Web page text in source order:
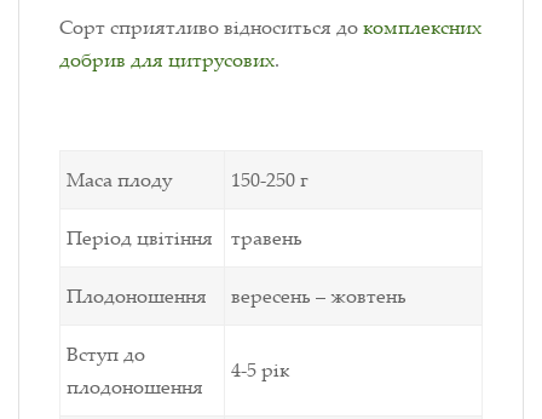
Сорт сприятливо відноситься докомплексних
добрив для цитрусових.
Маса плоду 150-250 г
Період цвітіння травень
Плодоношення вересень – жовтень
Вступ до
плодоношення
4-5 рік